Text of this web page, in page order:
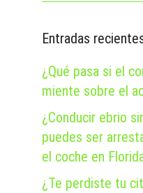
Entradas
¿Qué pasa si el
miente sobre el
¿Conducir ebrio
puedes ser
el coche en
¿Te perdiste tu